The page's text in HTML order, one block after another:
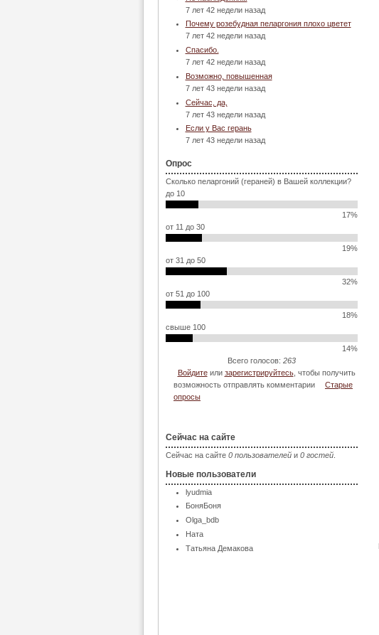
7 лет 42 недели назад
Почему розебудная пеларгония плохо цветет
7 лет 42 недели назад
Спасибо.
7 лет 42 недели назад
Возможно, повышенная
7 лет 43 недели назад
Сейчас, да,
7 лет 43 недели назад
Если у Вас герань
7 лет 43 недели назад
Опрос
Сколько пеларгоний (гераней) в Вашей коллекции?
до 10
17%
от 11 до 30
19%
от 31 до 50
32%
от 51 до 100
18%
свыше 100
14%
Всего голосов: 263
Войдитеили зарегистрируйтесь, чтобы получить
возможность отправлять комментарии
Старые
опросы
Сейчас на сайте
Сейчас на сайте 0 пользователей и 0 гостей
Новые пользователи
lyudmia
БоняБоня
Olga_bdb
Ната
Татьяна Демакова